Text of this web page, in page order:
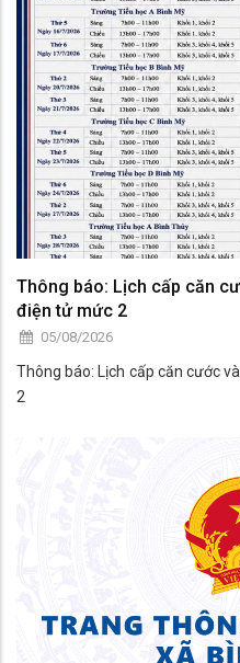
Thông báo: Lịch cấp căn
điện tử mức 2
05/08/2026
Thông báo: Lịch cấp căn cước
2